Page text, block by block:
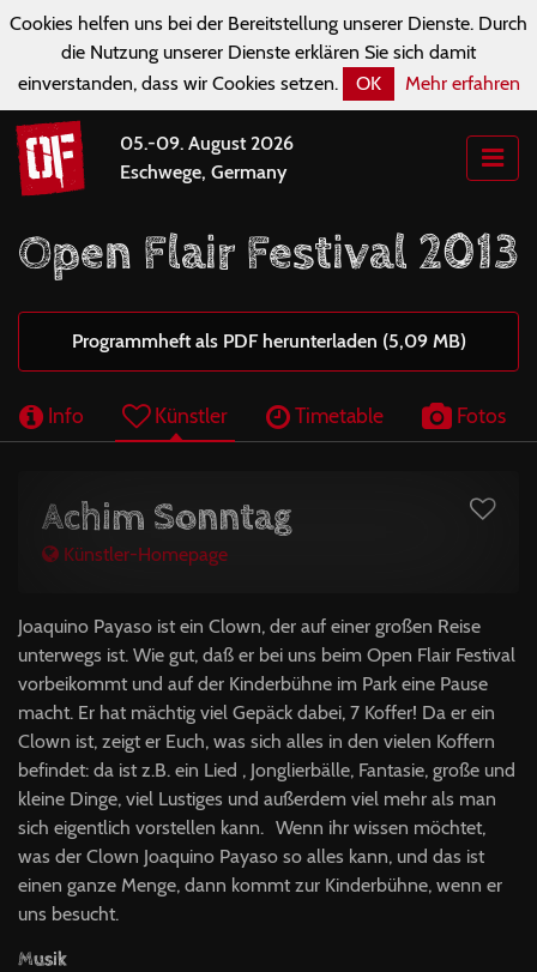
Cookies helfen uns bei der Bereitstellung unserer Dienste. Durch
die Nutzung unserer Dienste erklären Sie sich damit
einverstanden, dass wir Cookies setzen.
OK Mehr erfahren
05.-09. August 2026
Eschwege, Germany
Open Flair Festival 2013
Programmheft als PDF herunterladen (5,09 MB)
Info Künstler Timetable Fotos
Achim Sonntag
Künstler-Homepage
Joaquino Payaso ist ein Clown, der auf einer großen Reise
unterwegs ist. Wie gut, daß er bei uns beim Open Flair Festival
vorbeikommt und auf der Kinderbühne im Park eine Pause
macht. Er hat mächtig viel Gepäck dabei, 7 Koffer! Da er ein
Clown ist, zeigt er Euch, was sich alles in den vielen Koffern
befindet: da ist z.B. ein Lied , Jonglierbälle, Fantasie, große und
kleine Dinge, viel Lustiges und außerdem viel mehr als man
sich eigentlich vorstellen kann. Wenn ihr wissen möchtet,
was der Clown Joaquino Payaso so alles kann, und das ist
einen ganze Menge, dann kommt zur Kinderbühne, wenn er
uns besucht.
Musik